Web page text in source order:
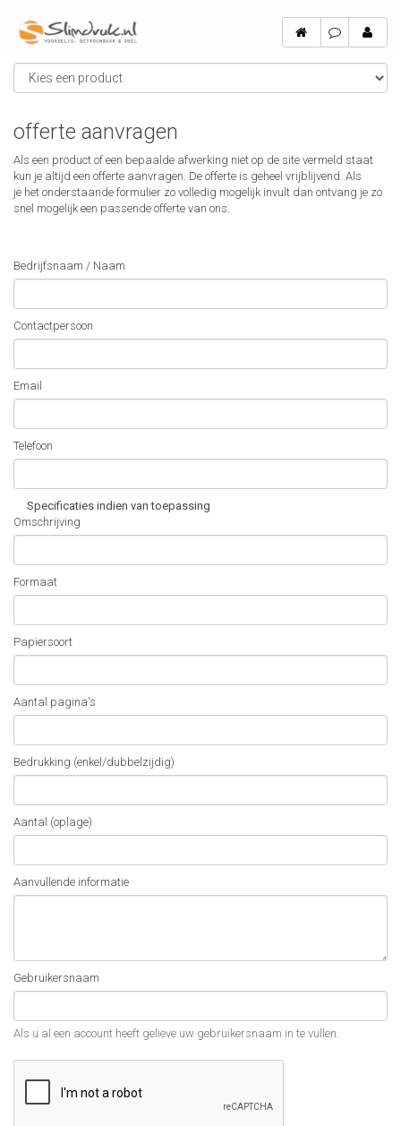
offerte aanvragen
Als een product of een bepaalde afwerking niet op de site vermeld staat
kun je altijd een offerte aanvragen. De offerte is geheel vrijblijvend. Als
je het onderstaande formulier zo volledig mogelijk invult dan ontvang je zo
snel mogelijk een passende offerte van ons.
Bedrijfsnaam / Naam
Contactpersoon
Email
Telefoon
Specificaties indien van toepassing
Omschrijving
Formaat
Papiersoort
Aantal pagina's
Bedrukking (enkel/dubbelzijdig)
Aantal (oplage)
Aanvullende informatie
Gebruikersnaam
Als u al een account heeft gelieve uw gebruikersnaam in te vullen.